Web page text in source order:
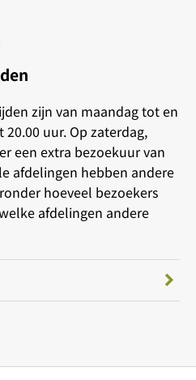
zijn van maandag tot en
uur. Op zaterdag,
een extra bezoekuur van
afdelingen hebben andere
hoeveel bezoekers
afdelingen andere